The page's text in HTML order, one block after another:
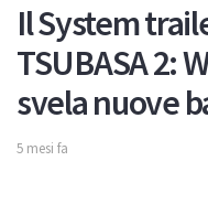
Il System
TSUBASA 2:
svela nuove
5 mesi fa